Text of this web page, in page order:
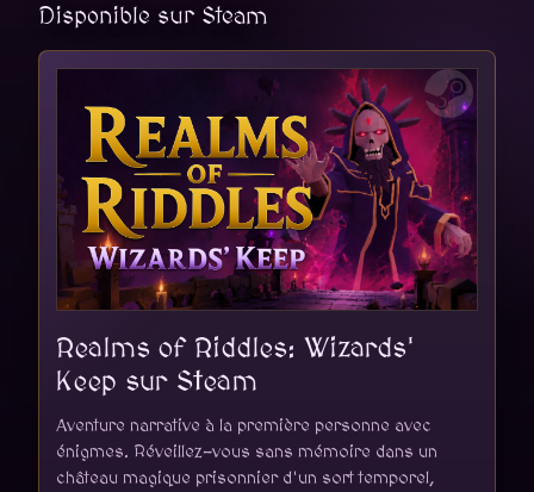
Disponible sur Steam
Realms of Riddles: Wizards'
Keep sur Steam
Aventure narrative à la première personne avec
énigmes. Réveillez-vous sans mémoire dans un
château magique prisonnier d'un sort temporel,